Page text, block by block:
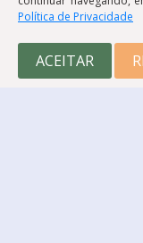
Política de Privacidade
ACEITAR